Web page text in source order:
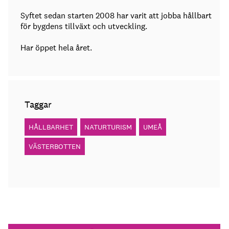
Syftet sedan starten 2008 har varit att jobba hållbart
för bygdens tillväxt och utveckling.
Har öppet hela året.
Taggar
HÅLLBARHET NATURTURISM UMEÅ
VÄSTERBOTTEN